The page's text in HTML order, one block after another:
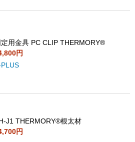
定用金具 PC CLIP THERMORY®︎
円
J1 THERMORY®️根太材
円